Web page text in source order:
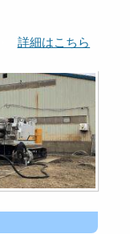
詳細はこちら